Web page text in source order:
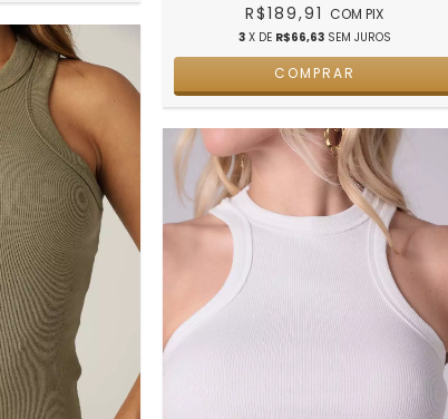
R$189,91 COM PIX
3 X DE R$66,63 SEM JUROS
COMPRAR